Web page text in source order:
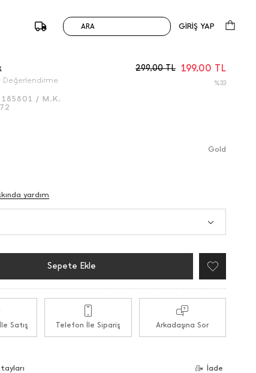
ARA GİRİŞ YAP
Değerlendirme
185801 / M.K.
299,00TL 199,00 TL
%33
Gold
yardım
Sepete Ekle
Satış Telefon İle Sipariş Arkadaşına Sor
İade